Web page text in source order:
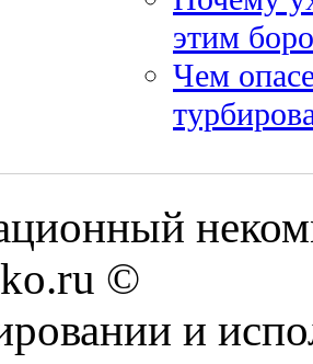
этим
Чем
©
и